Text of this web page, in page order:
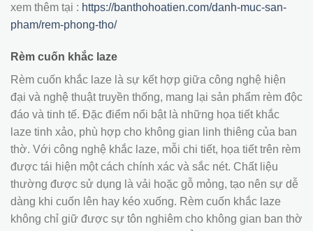
xem thêm tại : https://banthohoatien.com/danh-muc-san-
pham/rem-phong-tho/
Rèm cuốn khắc laze
Rèm cuốn khắc laze là sự kết hợp giữa công nghệ hiện
đại và nghệ thuật truyền thống, mang lại sản phẩm rèm độc
đáo và tinh tế. Đặc điểm nổi bật là những họa tiết khắc
laze tinh xảo, phù hợp cho không gian linh thiêng của ban
thờ. Với công nghệ khắc laze, mỗi chi tiết, họa tiết trên rèm
được tái hiện một cách chính xác và sắc nét. Chất liệu
thường được sử dụng là vải hoặc gỗ mỏng, tạo nên sự dễ
dàng khi cuốn lên hay kéo xuống. Rèm cuốn khắc laze
không chỉ giữ được sự tôn nghiêm cho không gian ban thờ